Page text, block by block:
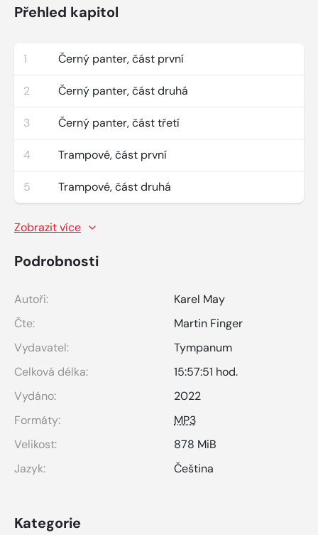
Přehled kapitol
1 Černý panter, část první
2 Černý panter, část druhá
3 Černý panter, část třetí
4 Trampové, část první
5 Trampové, část druhá
Zobrazit více
Podrobnosti
Autoři:
Karel May
Čte:
Martin Finger
Vydavatel:
Tympanum
Celková délka:
15:57:51 hod.
Vydáno:
2022
Formáty:
MP3
Velikost:
878 MiB
Jazyk:
Čeština
Kategorie